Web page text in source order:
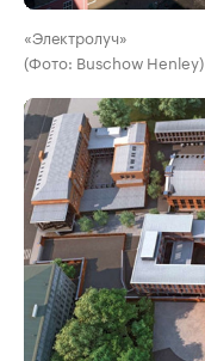
«Электролуч»
(Фото: Buschow Henley)